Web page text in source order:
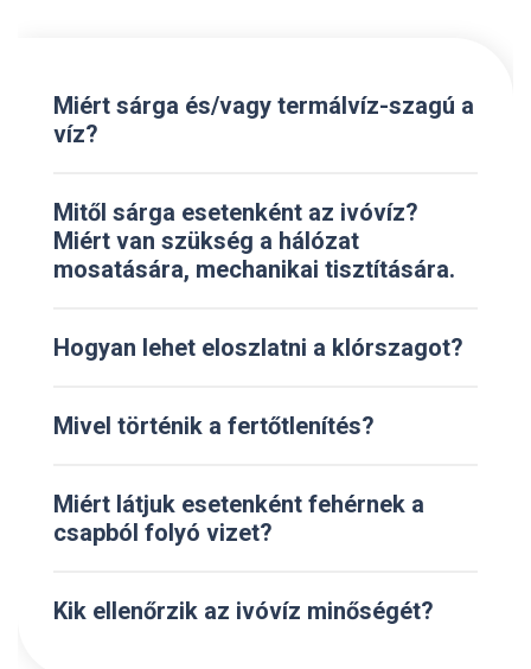
Miért sárga és/vagy termálvíz-szagú a
víz?
Mitől sárga esetenként az ivóvíz?
Miért van szükség a hálózat
mosatására, mechanikai tisztítására.
Hogyan lehet eloszlatni a klórszagot?
Mivel történik a fertőtlenítés?
Miért látjuk esetenként fehérnek a
csapból folyó vizet?
Kik ellenőrzik az ivóvíz minőségét?